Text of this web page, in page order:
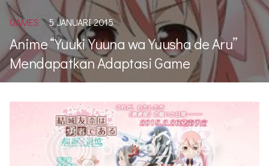
GAMES 5 JANUARI 2015
Anime “Yuuki Yuuna wa Yuusha de Aru”
Mendapatkan Adaptasi Game